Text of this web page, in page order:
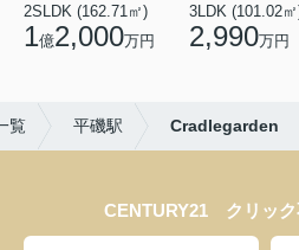
2SLDK (162.71㎡)
1億2,000万円
3LDK (101.02
2,990万円
覧 平磯駅 Cradlegarden
CENTURY21 クリック